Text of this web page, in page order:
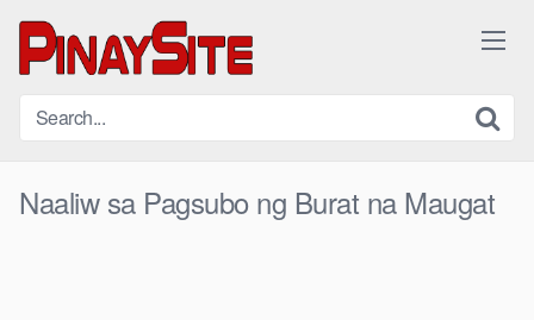
content
Naaliw sa Pagsubo ng Burat na Maugat